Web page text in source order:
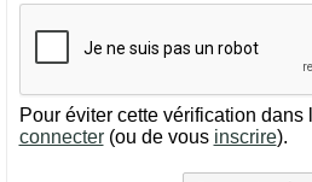
Pour éviter cette vérification dans
connecter(ou de vous inscrire).